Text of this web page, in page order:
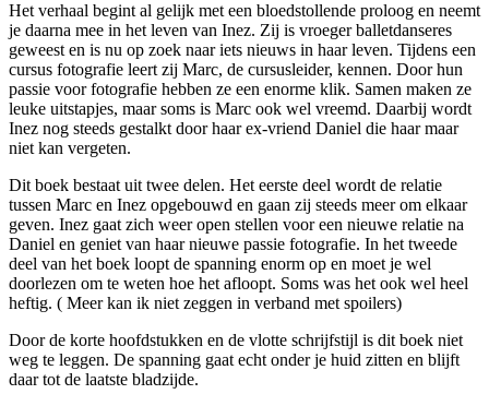
Het verhaal begint al gelijk met een bloedstollende proloog en neemt
je daarna mee in het leven van Inez. Zij is vroeger balletdanseres
geweest en is nu op zoek naar iets nieuws in haar leven. Tijdens een
cursus fotografie leert zij Marc, de cursusleider, kennen. Door hun
passie voor fotografie hebben ze een enorme klik. Samen maken ze
leuke uitstapjes, maar soms is Marc ook wel vreemd. Daarbij wordt
Inez nog steeds gestalkt door haar ex-vriend Daniel die haar maar
niet kan vergeten.
Dit boek bestaat uit twee delen. Het eerste deel wordt de relatie
tussen Marc en Inez opgebouwd en gaan zij steeds meer om elkaar
geven. Inez gaat zich weer open stellen voor een nieuwe relatie na
Daniel en geniet van haar nieuwe passie fotografie. In het tweede
deel van het boek loopt de spanning enorm op en moet je wel
doorlezen om te weten hoe het afloopt. Soms was het ook wel heel
heftig. ( Meer kan ik niet zeggen in verband met spoilers)
Door de korte hoofdstukken en de vlotte schrijfstijl is dit boek niet
weg te leggen. De spanning gaat echt onder je huid zitten en blijft
daar tot de laatste bladzijde.